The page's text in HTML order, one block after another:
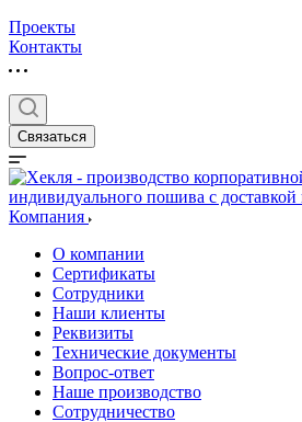
Проекты
Контакты
Связаться
Компания
О компании
Сертификаты
Сотрудники
Наши клиенты
Реквизиты
Технические документы
Вопрос-ответ
Наше производство
Сотрудничество